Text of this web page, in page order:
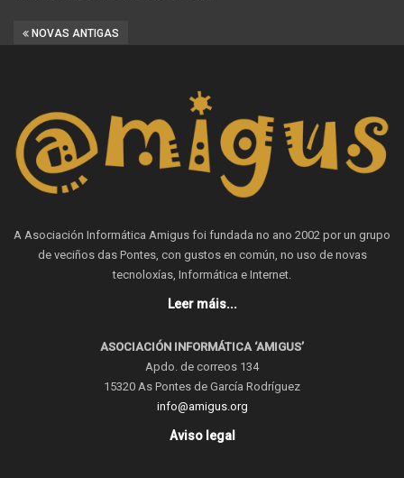
NOVAS ANTIGAS
A Asociación Informática Amigus foi fundada no ano 2002 por un grupo
de veciños das Pontes, con gustos en común, no uso de novas
tecnoloxías, Informática e Internet.
Leer máis...
ASOCIACIÓN INFORMÁTICA ‘AMIGUS’
Apdo. de correos 134
15320 As Pontes de García Rodríguez
info@amigus.org
Aviso legal